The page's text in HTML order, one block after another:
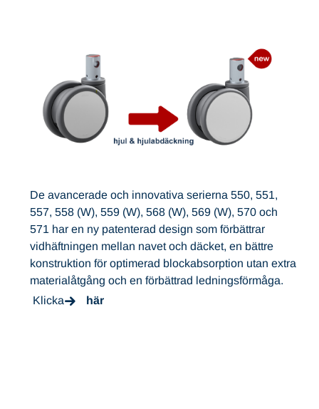
De avancerade och innovativa serierna 550, 551,
557, 558 (W), 559 (W), 568 (W), 569 (W), 570 och
571 har en ny patenterad design som förbättrar
vidhäftningen mellan navet och däcket, en bättre
konstruktion för optimerad blockabsorption utan extra
materialåtgång och en förbättrad ledningsförmåga.
Klicka
här